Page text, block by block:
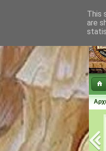
04 August 2026
Tο Αγιολόγιο της
ημέρας 04
Αυγούστου
This
are